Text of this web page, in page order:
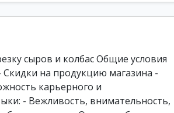
сыров и колбас Общие условия
на продукцию магазина -
карьерного и
- Вежливость, внимательность,